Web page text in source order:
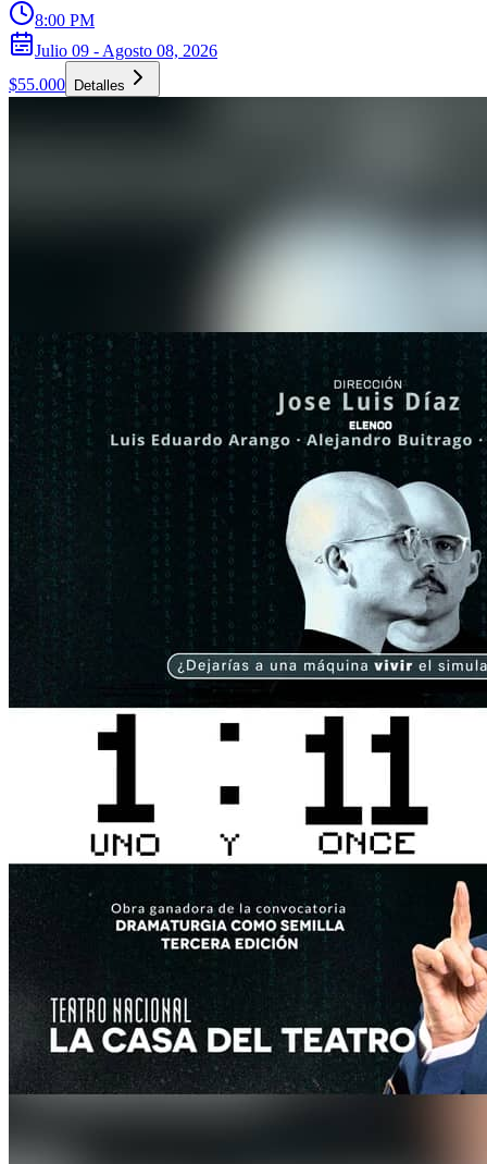
8:00 PM
Julio 09 - Agosto 08, 2026
$55.000
Detalles